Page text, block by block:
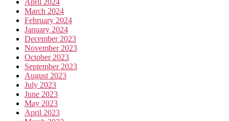
March 2024
February 2024
January 2024
December 2023
November 2023
October 2023
September 2023
August 2023
July 2023
June 2023
May 2023
April 2023